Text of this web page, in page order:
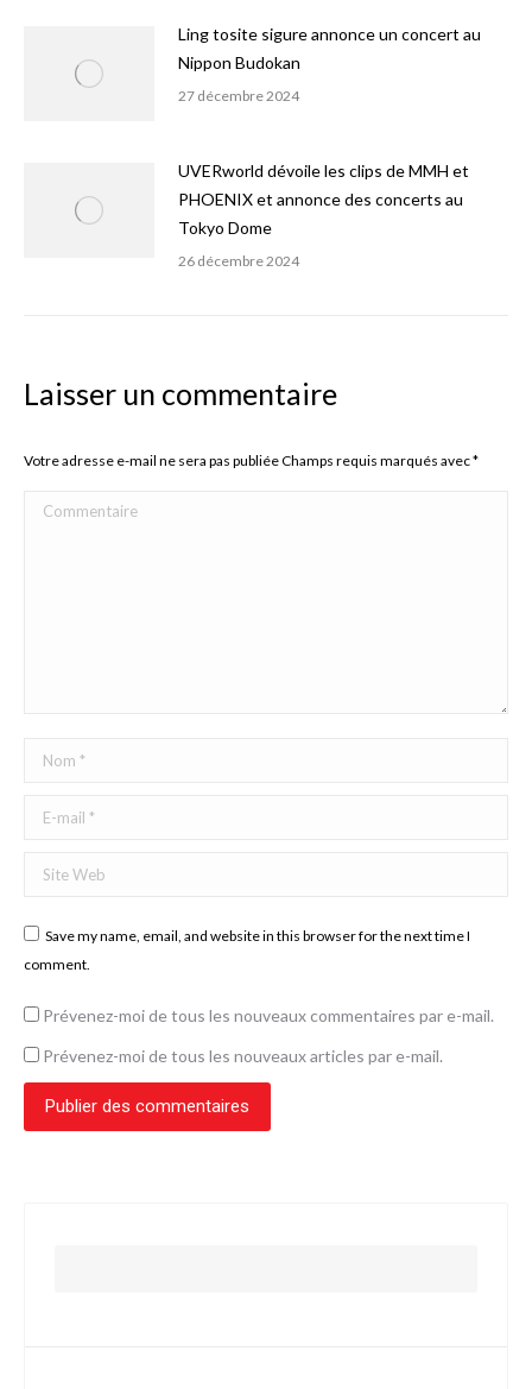
Ling tosite sigure annonce un concert au
Nippon Budokan
27 décembre 2024
UVERworld dévoile les clips de MMH et
PHOENIX et annonce des concerts au
Tokyo Dome
26 décembre 2024
Laisser un commentaire
Votre adresse e-mail ne sera pas publiée Champs requis marqués avec*
Commentaire
Nom *
E-mail *
Site Web
Save my name, email, and website in this browser for the next time I
comment.
Prévenez-moi de tous les nouveaux commentaires par e-mail.
Prévenez-moi de tous les nouveaux articles par e-mail.
Publier des commentaires